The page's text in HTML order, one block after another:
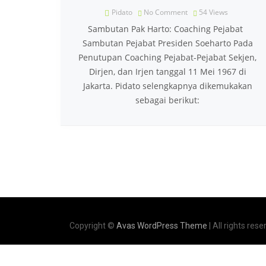
Pidato No Comment 54Views
Sambutan Pak Harto: Coaching Pejabat
Sambutan Pejabat Presiden Soeharto Pada
Penutupan Coaching Pejabat-Pejabat Sekjen,
Dirjen, dan Irjen tanggal 11 Mei 1967 di
Jakarta. Pidato selengkapnya dikemukakan
sebagai berikut:
Copyright © Avas WordPress Theme | All rights